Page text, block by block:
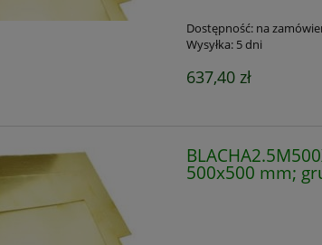
Dostępność: na
Wysyłka: 5 dni
637,40 zł
500x500 mm;